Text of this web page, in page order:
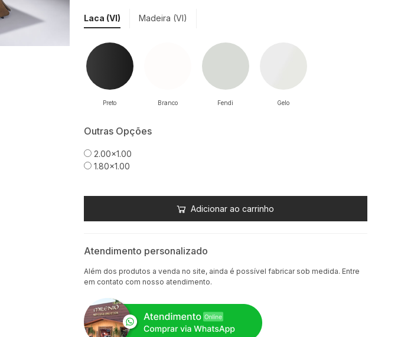
Laca (VI) Madeira (VI)
Preto Branco Fendi Gelo
Outras Opções
2.00x1.00
1.80x1.00
Adicionar ao carrinho
Atendimento personalizado
Além dos produtos a venda no site, ainda é possível fabricar sob medida. Entre
em contato com nosso atendimento.